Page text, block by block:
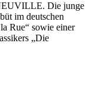
Die junge
im deutschen
Rue“ sowie einer
„Die